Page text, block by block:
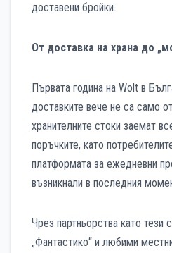
доставени бройки.
От доставка на храна до
Първата година на Wolt в
доставките вече не са само
хранителните стоки заемат
поръчките, като
платформата за ежедневни
възникнали в последния
Чрез партньорства като тези
„Фантастико“ и любими